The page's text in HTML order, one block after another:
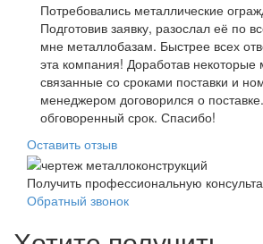
Потребовались металлические
Подготовив заявку, разослал её по
мне металлобазам. Быстрее всех
эта компания! Доработав
связанные со сроками поставки и
менеджером договорился о
обговоренный срок. Спасибо!
Оставить отзыв
Получить профессиональную
Обратный звонок